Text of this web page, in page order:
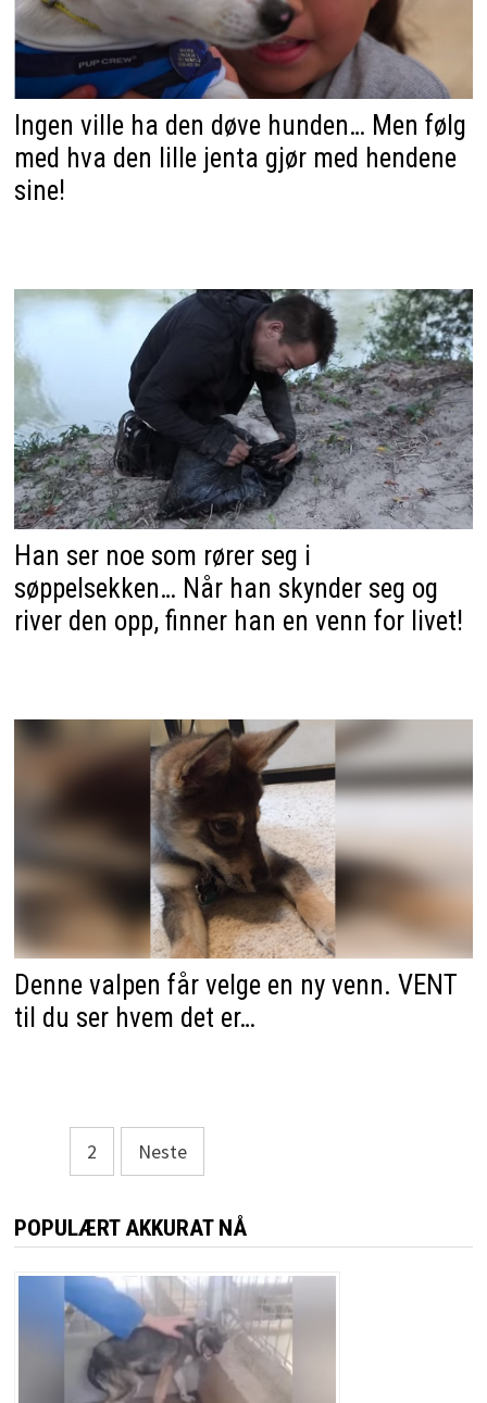
Ingen ville ha den døve hunden… Men følg
med hva den lille jenta gjør med hendene
sine!
Han ser noe som rører seg i
søppelsekken… Når han skynder seg og
river den opp, finner han en venn for livet!
Denne valpen får velge en ny venn. VENT
til du ser hvem det er…
Sidepaginering
2 Neste
POPULÆRT AKKURAT NÅ